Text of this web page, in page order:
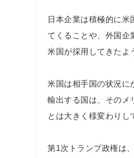
日本企業は積極的に
てくることや、外国企
米国が採用してきたよ
米国は相手国の状況に
輸出する国は、そのメ
とは大きく様変わりし
第1次トランプ政権は